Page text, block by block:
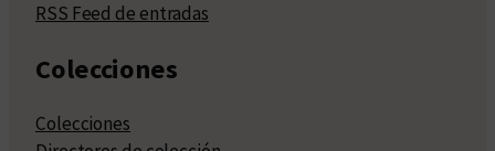
RSS Feed de entradas
Colecciones
Colecciones